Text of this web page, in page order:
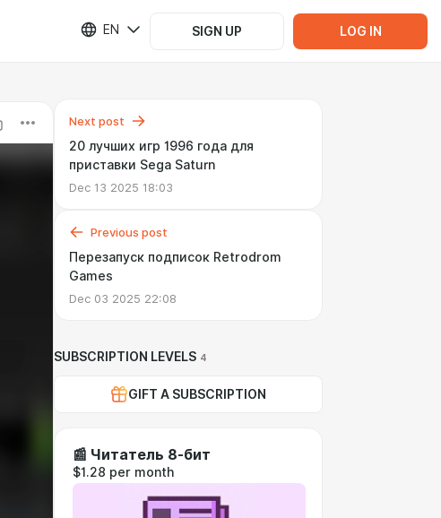
EN SIGN UP LOG IN
Next post
20 лучших игр 1996 года для
приставки Sega Saturn
Dec 13 2025 18:03
Previous post
Перезапуск подписок Retrodrom
Games
Dec 03 2025 22:08
SUBSCRIPTION LEVELS 4
GIFT A SUBSCRIPTION
📰 Читатель 8-бит
$1.28 per month